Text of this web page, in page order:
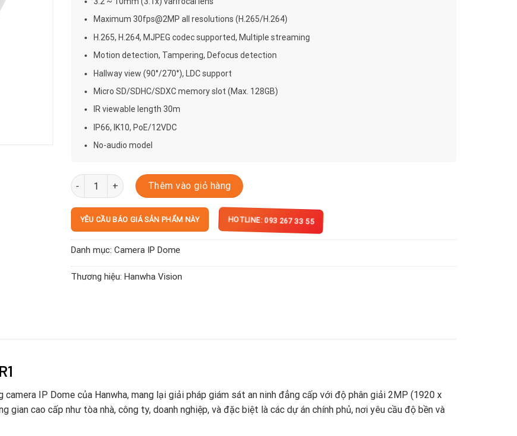
Maximum 30fps@2MP all resolutions (H.265/H.264)
H.265, H.264, MJPEG codec supported, Multiple streaming
Motion detection, Tampering, Defocus detection
Hallway view (90°/270°), LDC support
Micro SD/SDHC/SDXC memory slot (Max. 128GB)
IR viewable length 30m
IP66, IK10, PoE/12VDC
No-audio model
QNV-6082R1 số lượngThêm vào giỏ hàng
YÊU CẦU BÁO GIÁ SẢN PHẨM NÀY HOTLINE: 093 267 33 55
Danh mục: Camera IP Dome
Thương hiệu: Hanwha Vision
IP Dome của Hanwha, mang lại giải pháp giám sát an ninh đẳng cấp với độ phân giải 2MP (1920 x
cao cấp như tòa nhà, công ty, doanh nghiệp, và đặc biệt là các dự án chính phủ, nơi yêu cầu độ bền và